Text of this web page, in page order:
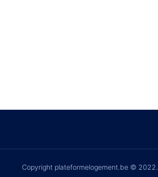
Copyright plateformelogement.be © 2022.